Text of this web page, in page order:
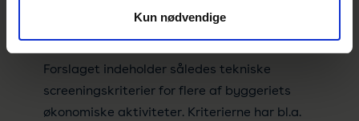
Kun nødvendige
og her er det vurderet, at byggeriet kan yde
Forslaget indeholder således tekniske
screeningskriterier for flere af byggeriets
økonomiske aktiviteter. Kriterierne har bl.a.